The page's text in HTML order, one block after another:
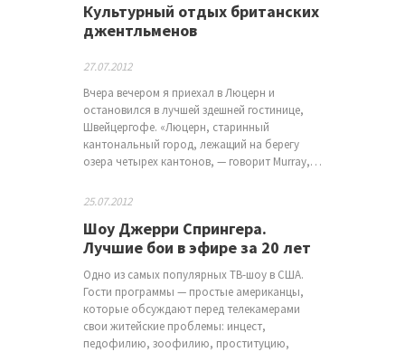
Культурный отдых британских
джентльменов
27.07.2012
Вчера вечером я приехал в Люцерн и
остановился в лучшей здешней гостинице,
Швейцергофе. «Люцерн, старинный
кантональный город, лежащий на берегу
озера четырех кантонов, — говорит Murray,…
25.07.2012
Шоу Джерри Спрингера.
Лучшие бои в эфире за 20 лет
Одно из самых популярных ТВ-шоу в США.
Гости программы — простые американцы,
которые обсуждают перед телекамерами
свои житейские проблемы: инцест,
педофилию, зоофилию, проституцию,